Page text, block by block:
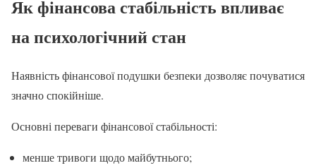
Як фінансова стабільність впливає
на психологічний стан
Наявність фінансової подушки безпеки дозволяє почуватися
значно спокійніше.
Основні переваги фінансової стабільності:
менше тривоги щодо майбутнього;